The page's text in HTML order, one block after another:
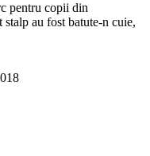
pentru copii din
stalp au fost batute-n cuie,